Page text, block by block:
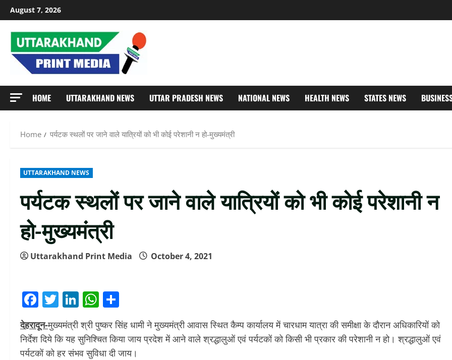
Skip
to
content
August 7, 2026
HOME UTTARAKHAND NEWS UTTAR PRADESH NEWS NATIONAL NEWS HEALTH NEWS STATES NEWS
Home पर्यटक स्थलों पर जाने वाले यात्रियों को भी कोई परेशानी न हो-मुख्यमंत्री
UTTARAKHAND NEWS
पर्यटक स्थलों पर जाने वाले यात्रियों को भी कोई परेशानी न
हो-मुख्यमंत्री
Uttarakhand Print Media October 4, 2021
Facebook
Twitter
LinkedIn
WhatsApp
देहरादून-मुख्यमंत्री श्री पुष्कर सिंह धामी ने मुख्यमंत्री आवास स्थित कैम्प कार्यालय में चारधाम यात्रा की समीक्षा के दौरान अधिकारियों को
निर्देश दिये कि यह सुनिश्चित किया जाय प्रदेश में आने वाले श्रद्धालुओं एवं पर्यटकों को किसी भी प्रकार की परेशानी न हो। श्रद्धालुओं एवं
पर्यटकों को हर संभव सुविधा दी जाय।